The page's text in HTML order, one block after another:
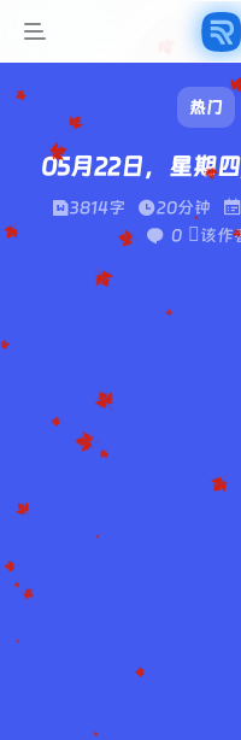
热门
05月22日，星期
3814字 20分钟
0
该作